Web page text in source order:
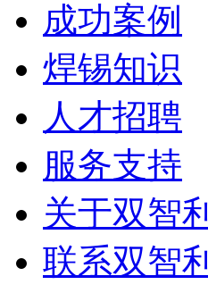
成功案例
焊锡知识
人才招聘
服务支持
关于双智利
联系双智利